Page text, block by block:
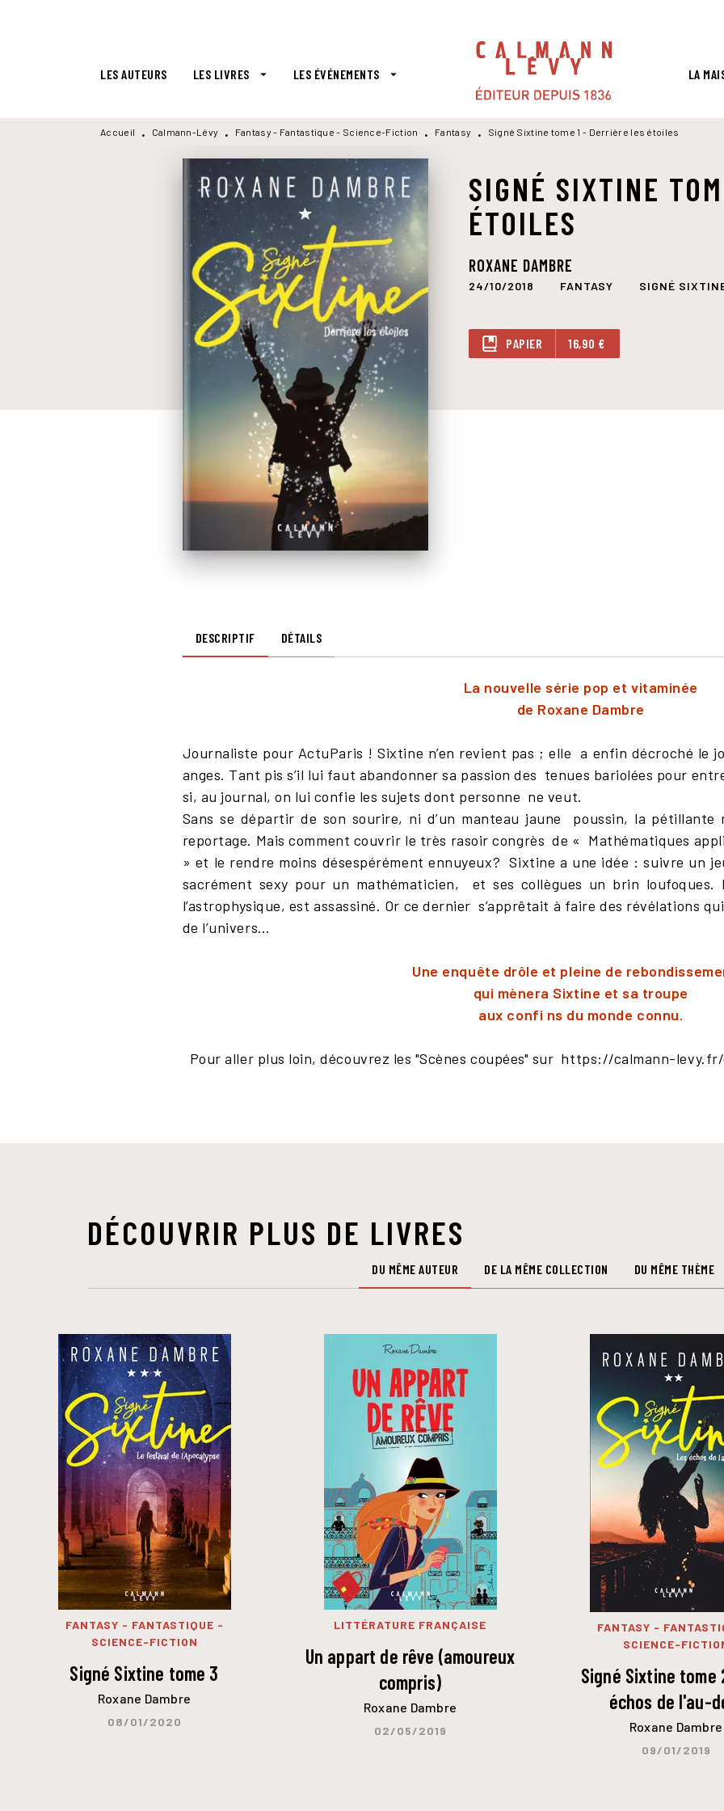
LES AUTEURS LES LIVRES arrow_drop_down LES ÉVÉNEMENTS arrow_drop_down LA
Accueil • Calmann-Lévy • Fantasy - Fantastique - Science-Fiction • Fantasy • Signé Sixtine tome 1 - Derrière les étoiles
SIGNÉ SIXTINE
ÉTOILES
ROXANE DAMBRE
24/10/2018 FANTASY SIGNÉ
PAPIER 16,90 €
DESCRIPTIF DÉTAILS
La nouvelle série pop et vitaminée
de Roxane Dambre
Journaliste pour ActuParis ! Sixtine n’en revient pas ; elle a enfin décroché le
anges. Tant pis s’il lui faut abandonner sa passion des tenues bariolées pour
si, au journal, on lui confie les sujets dont personne ne veut.
Sans se départir de son sourire, ni d’un manteau jaune poussin, la pétillante
reportage. Mais comment couvrir le très rasoir congrès de « Mathématiques
» et le rendre moins désespérément ennuyeux? Sixtine a une idée : suivre un
sacrément sexy pour un mathématicien, et ses collègues un brin
l’astrophysique, est assassiné. Or ce dernier s’apprêtait à faire des révélations
de l’univers…
Une enquête drôle et pleine de
qui mènera Sixtine et sa troupe
aux confi ns du monde connu.
Pour aller plus loin, découvrez les "Scènes coupées" sur https://calmann-
DÉCOUVRIR PLUS DE LIVRES
DU MÊME AUTEUR DE LA MÊME COLLECTION DU MÊME THÈME
FANTASY - FANTASTIQUE -
SCIENCE-FICTION
Signé Sixtine tome 3
Roxane Dambre
08/01/2020
LITTÉRATURE FRANÇAISE
Un appart de rêve (amoureux
compris)
Roxane Dambre
02/05/2019
FANTASY -
SCIENCE-
Signé Sixtine tome
échos de l'au-
Roxane Dambre
09/01/2019